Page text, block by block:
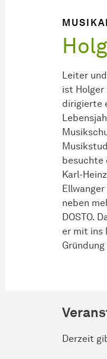
Leiter
ist Holger
dirigierte
besuchte
Karl-
neben
DOSTO.
er mit ins
Gründung
Derzeit